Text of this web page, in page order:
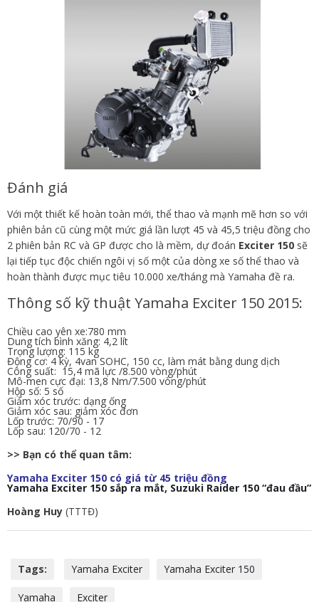
Đánh giá
Với một thiết kế hoàn toàn mới, thể thao và mạnh mẽ hơn so với
phiên bản cũ cùng một mức giá lần lượt 45 và 45,5 triệu đồng cho
2 phiên bản RC và GP được cho là mềm, dự đoán Exciter 150 sẽ
lại tiếp tục độc chiến ngôi vị số một của dòng xe số thể thao và
hoàn thành được mục tiêu 10.000 xe/tháng mà Yamaha đề ra.
Thông số kỹ thuật Yamaha Exciter 150 2015:
Chiều cao yên xe:780 mm
Dung tích bình xăng: 4,2 lít
Trọng lượng: 115 kg
Động cơ: 4 kỳ, 4van SOHC, 150 cc, làm mát bằng dung dịch
Công suất: 15,4 mã lực /8.500 vòng/phút
Mô-men cực đại: 13,8 Nm/7.500 vòng/phút
Hộp số: 5 số
Giảm xóc trước: dạng ống
Giảm xóc sau: giảm xóc đơn
Lốp trước: 70/90 - 17
Lốp sau: 120/70 - 12
>> Bạn có thể quan tâm:
Yamaha Exciter 150 có giá từ 45 triệu đồng
Yamaha Exciter 150 sắp ra mắt, Suzuki Raider 150 “đau đầu”
Hoàng Huy (TTTĐ)
Tags: Yamaha Exciter Yamaha Exciter 150
Yamaha Exciter